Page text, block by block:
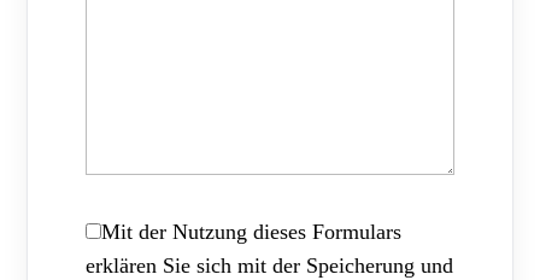
Mit der Nutzung dieses Formulars
erklären Sie sich mit der Speicherung und